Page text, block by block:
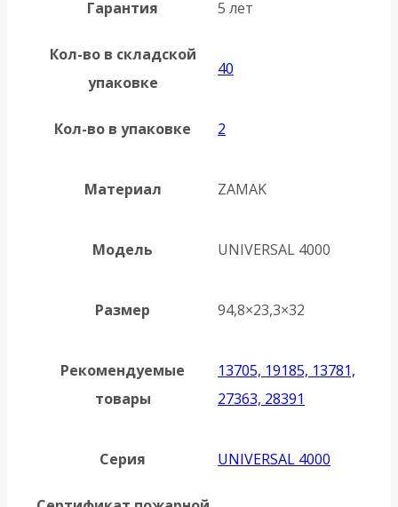
Гарантия 5 лет
Кол-во в складской
упаковке
40
Кол-во в упаковке 2
Материал ZAMAK
Модель UNIVERSAL 4000
Размер 94,8×23,3×32
Рекомендуемые
товары
13705, 19185, 13781,
27363, 28391
Серия UNIVERSAL 4000